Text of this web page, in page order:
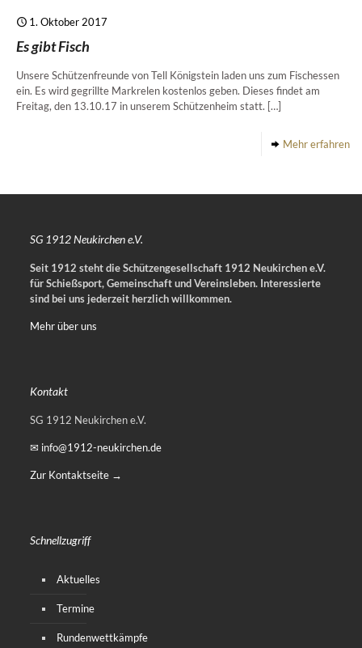
1. Oktober 2017
Es gibt Fisch
Unsere Schützenfreunde von Tell Königstein laden uns zum Fischessen
ein. Es wird gegrillte Markrelen kostenlos geben. Dieses findet am
Freitag, den 13.10.17 in unserem Schützenheim statt. […]
Mehr erfahren
SG 1912 Neukirchen e.V.
Seit 1912 steht die Schützengesellschaft 1912 Neukirchen e.V.
für Schießsport, Gemeinschaft und Vereinsleben. Interessierte
sind bei uns jederzeit herzlich willkommen.
Mehr über uns
Kontakt
SG 1912 Neukirchen e.V.
✉ info@1912-neukirchen.de
Zur Kontaktseite →
Schnellzugriff
Aktuelles
Termine
Rundenwettkämpfe